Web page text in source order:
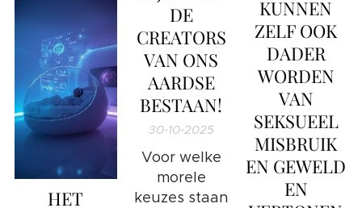
doen in deze
kwestie.
HET
DE
CREATORS
VAN ONS
AARDSE
BESTAAN!
30-10-2025
Voor welke
morele
keuzes staan
KUNNEN
ZELF OOK
DADER
WORDEN
VAN
SEKSUEEL
MISBRUIK
EN GEWELD
EN